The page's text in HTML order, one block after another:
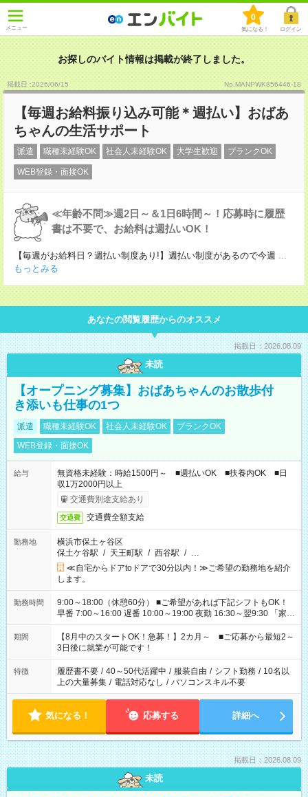
メニュー
0
気になる！ ログイン
お探しのバイト情報は掲載が終了しました。
掲載日 :2026/06/15 No.MANPWK856446-18
【毎週お給料振り込み可能＊週払い】おばあ
ちゃんの生活サポート
派遣 職種未経験OK 社会人未経験OK 大学生歓迎 ブランクOK
WEB登録・面接OK
≪年齢不問≫週2日～＆1日6時間～！応募時に履歴
書は不要で、お給料は週払いOK！
【毎週がお給料日？週払い制度あり!】週払い制度があるので今週 ...
もっとみる
あなたの閲覧履歴からのオススメ
掲載日：2026.08.09
未読
【オープニング募集】おばあちゃんのお散歩付
き添いも仕事の1つ
派遣 職種未経験OK 社会人未経験OK
ブランクOK
WEB登録・面接OK
給与
無資格未経験：時給1500円～ ■週払いOK ■扶養内OK ■日
収1万2000円以上
交通費別途支給あり
交通費 交通費全額支給
勤務地
横浜市保土ヶ谷区
保土ケ谷駅 / 天王町駅 / 西谷駅 / …
≪自宅からドアtoドアで30分以内！≫ご希望の勤務地を紹介
します。
勤務時間
9:00～18:00（休憩60分） ■ご希望があれば下記シフトもOK！
早番 7:00～16:00 遅番 10:00～19:00 夜勤 16:30～翌9:30 「家族
と休みを合わせたい」 「余裕を持って夕飯の準備がしたい」
「できれば残業はしたくない」 など、ご希望を教えてください
ね。 ※Wワーク希望の方へ 今ご覧のお仕事で希望する勤務時間
と、もう1つのお仕事の勤務時間。 合計で週40時間を超える場
合は応募できません。
期間
【8月中のスタートOK！急募！】2カ月～ ■ご応募から最短2～
3日後に就業が可能です！
特徴 履歴書不要 / 40～50代活躍中 / 服装自由 / シフト勤務 / 10名以
上の大量募集 / 電話対応なし / パソコンスキル不要
気になる！ 応募する 詳細へ
掲載日：2026.08.09
未読